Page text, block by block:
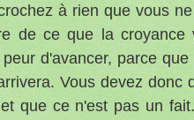
à rien que vous
de ce que la croyance
d'avancer, parce que
Vous devez donc
que ce n'est pas un